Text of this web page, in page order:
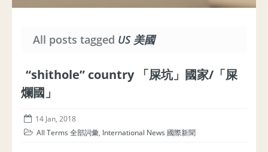
All posts tagged US 美國
“shithole” country 「屎坑」國家/「屎
爛國」
14 Jan, 2018
All Terms 全部詞彙, International News 國際新聞